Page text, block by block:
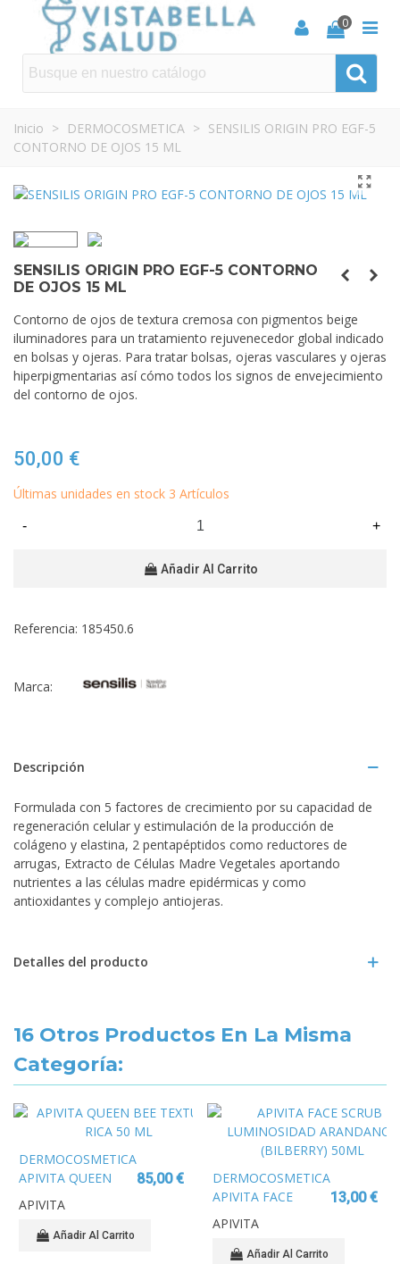
0
Inicio > DERMOCOSMETICA > SENSILIS ORIGIN PRO EGF-5
CONTORNO DE OJOS 15 ML
SENSILIS ORIGIN PRO EGF-5 CONTORNO
DE OJOS 15 ML
Contorno de ojos de textura cremosa con pigmentos beige
iluminadores para un tratamiento rejuvenecedor global indicado
en bolsas y ojeras. Para tratar bolsas, ojeras vasculares y ojeras
hiperpigmentarias así cómo todos los signos de envejecimiento
del contorno de ojos.
50,00 €
Últimas unidades en stock 3 Artículos
- +
Añadir Al Carrito
Referencia: 185450.6
Marca:
Descripción
Formulada con 5 factores de crecimiento por su capacidad de
regeneración celular y estimulación de la producción de
colágeno y elastina, 2 pentapéptidos como reductores de
arrugas, Extracto de Células Madre Vegetales aportando
nutrientes a las células madre epidérmicas y como
antioxidantes y complejo antiojeras.
Detalles del producto
16 Otros Productos En La Misma
Categoría:
DERMOCOSMETICA
APIVITA QUEEN
BEE TEXTURA RICA
50 ML
85,00 €
APIVITA
Añadir Al Carrito
DERMOCOSMETICA
APIVITA FACE
SCRUB
LUMINOSIDAD
ARANDANOS
13,00 €
APIVITA
Añadir Al Carrito